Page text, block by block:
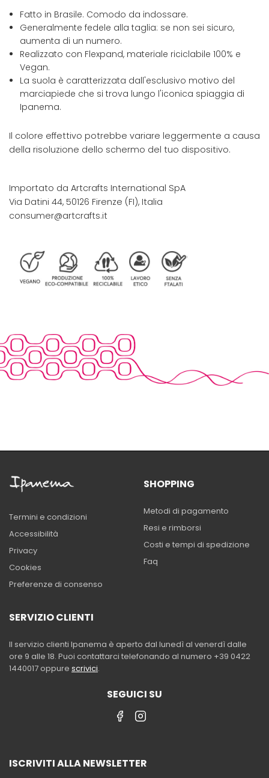
Fatto in Brasile. Comodo da indossare.
Generalmente fedele alla taglia: se non sei sicuro,
aumenta di un numero.
Realizzato con Flexpand, materiale riciclabile 100% e
Vegan.
La suola è caratterizzata dall'esclusivo motivo del
marciapiede che si trova lungo l'iconica spiaggia di
Ipanema.
Il colore effettivo potrebbe variare leggermente a causa
della risoluzione dello schermo del tuo dispositivo.
Importato da Artcrafts International SpA
Via Datini 44, 50126 Firenze (FI), Italia
consumer@artcrafts.it
Termini e condizioni
Accessibilità
Privacy
Cookies
Preferenze di consenso
SHOPPING
Metodi di pagamento
Resi e rimborsi
Costi e tempi di spedizione
Faq
SERVIZIO CLIENTI
Il servizio clienti Ipanema è aperto dal lunedì al venerdì dalle
ore 9 alle 18. Puoi contattarci telefonando al numero +39 0422
1440017 oppure scrivici.
SEGUICI SU
ISCRIVITI ALLA NEWSLETTER